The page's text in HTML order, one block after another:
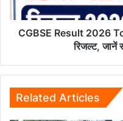
10वीं-12वीं
का
रिजल्ट,
तरीका...
CGBSE Result 2026
रिजल्ट, जानें
Related Articles